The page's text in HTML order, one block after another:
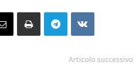
Articolo successivo